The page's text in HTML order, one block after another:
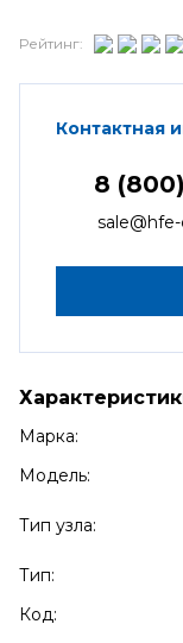
Рейтинг:
Контактная
8
Марка:
Модель:
Тип узла:
Тип:
Код: